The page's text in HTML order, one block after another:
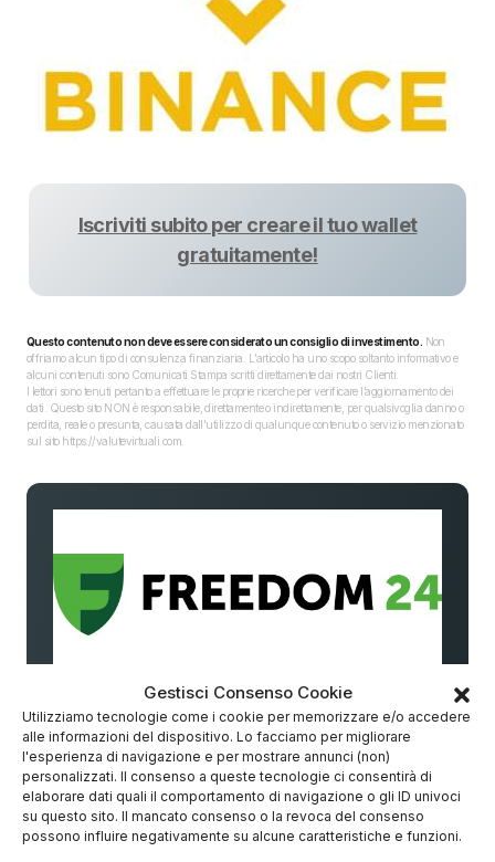
Gestisci Consenso Cookie
Utilizziamo tecnologie come i cookie per memorizzare e/o accedere
alle informazioni del dispositivo. Lo facciamo per migliorare
l'esperienza di navigazione e per mostrare annunci (non)
personalizzati. Il consenso a queste tecnologie ci consentirà di
elaborare dati quali il comportamento di navigazione o gli ID univoci
su questo sito. Il mancato consenso o la revoca del consenso
possono influire negativamente su alcune caratteristiche e funzioni.
Iscriviti subito per creare il tuo wallet
gratuitamente!
Questo contenuto non deve essere considerato un consiglio di investimento. Non
offriamo alcun tipo di consulenza finanziaria. L’articolo ha uno scopo soltanto informativo e
alcuni contenuti sono Comunicati Stampa scritti direttamente dai nostri Clienti.
I lettori sono tenuti pertanto a effettuare le proprie ricerche per verificare l’aggiornamento dei
dati. Questo sito NON è responsabile, direttamente o indirettamente, per qualsivoglia danno o
perdita, reale o presunta, causata dall'utilizzo di qualunque contenuto o servizio menzionato
sul sito https://valutevirtuali.com.
🌟 Investi con Freedom24 senza
commissioni
📊 Idee di investimento degli analisti
Titoli con rendimento medio potenziale fino al
16%
🔒Sicurezza e trasparenza